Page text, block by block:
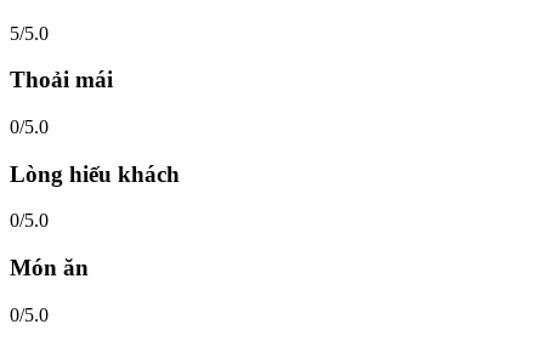
5/5.0
Thoải mái
0/5.0
Lòng hiếu khách
0/5.0
Món ăn
0/5.0